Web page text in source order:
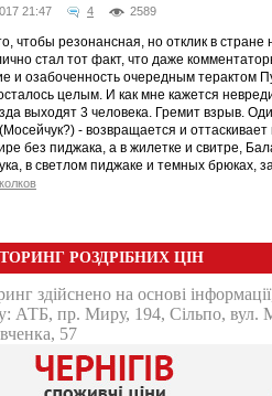
21:47 4 2589
чтобы резонансная, но отклик в
стал тот факт, что даже
и озабоченность очередным терактом
целым. И как мне кажется
выходят 3 человека. Гремит взрыв.
- возвращается и
без пиджака, а в жилетке и свитре,
в светлом пиджаке и темных брюках,